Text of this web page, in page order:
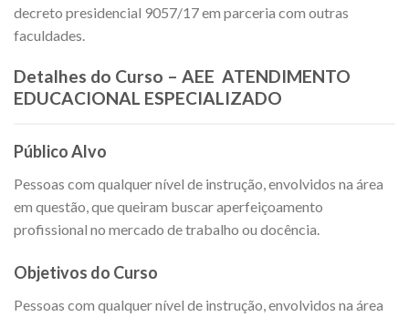
decreto presidencial 9057/17 em parceria com outras
faculdades.
Detalhes do Curso – AEE  ATENDIMENTO
EDUCACIONAL ESPECIALIZADO
Público Alvo
Pessoas com qualquer nível de instrução, envolvidos na área
em questão, que queiram buscar aperfeiçoamento
profissional no mercado de trabalho ou docência.
Objetivos do Curso
Pessoas com qualquer nível de instrução, envolvidos na área